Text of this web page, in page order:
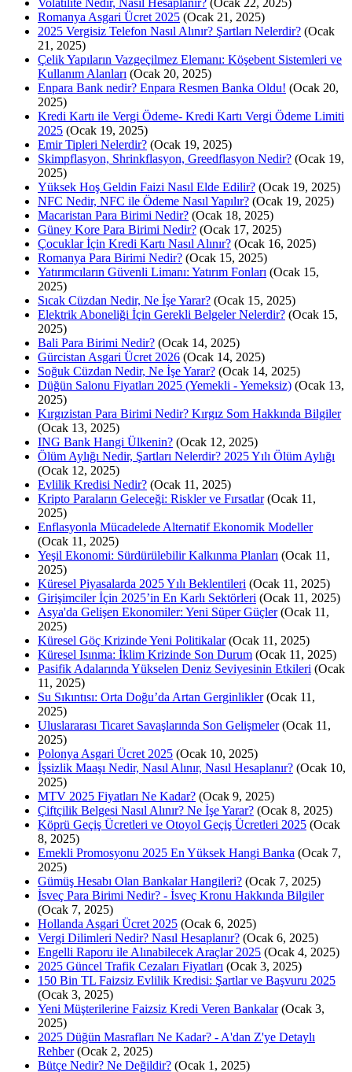
Romanya Asgari Ücret 2025 (Ocak 21, 2025)
2025 Vergisiz Telefon Nasıl Alınır? Şartları Nelerdir? (Ocak
21, 2025)
Çelik Yapıların Vazgeçilmez Elemanı: Köşebent Sistemleri ve
Kullanım Alanları (Ocak 20, 2025)
Enpara Bank nedir? Enpara Resmen Banka Oldu! (Ocak 20,
2025)
Kredi Kartı ile Vergi Ödeme- Kredi Kartı Vergi Ödeme Limiti
2025 (Ocak 19, 2025)
Emir Tipleri Nelerdir? (Ocak 19, 2025)
Skimpflasyon, Shrinkflasyon, Greedflasyon Nedir? (Ocak 19,
2025)
Yüksek Hoş Geldin Faizi Nasıl Elde Edilir? (Ocak 19, 2025)
NFC Nedir, NFC ile Ödeme Nasıl Yapılır? (Ocak 19, 2025)
Macaristan Para Birimi Nedir? (Ocak 18, 2025)
Güney Kore Para Birimi Nedir? (Ocak 17, 2025)
Çocuklar İçin Kredi Kartı Nasıl Alınır? (Ocak 16, 2025)
Romanya Para Birimi Nedir? (Ocak 15, 2025)
Yatırımcıların Güvenli Limanı: Yatırım Fonları (Ocak 15,
2025)
Sıcak Cüzdan Nedir, Ne İşe Yarar? (Ocak 15, 2025)
Elektrik Aboneliği İçin Gerekli Belgeler Nelerdir? (Ocak 15,
2025)
Bali Para Birimi Nedir? (Ocak 14, 2025)
Gürcistan Asgari Ücret 2026 (Ocak 14, 2025)
Soğuk Cüzdan Nedir, Ne İşe Yarar? (Ocak 14, 2025)
Düğün Salonu Fiyatları 2025 (Yemekli - Yemeksiz) (Ocak 13,
2025)
Kırgızistan Para Birimi Nedir? Kırgız Som Hakkında Bilgiler
(Ocak 13, 2025)
ING Bank Hangi Ülkenin? (Ocak 12, 2025)
Ölüm Aylığı Nedir, Şartları Nelerdir? 2025 Yılı Ölüm Aylığı
(Ocak 12, 2025)
Evlilik Kredisi Nedir? (Ocak 11, 2025)
Kripto Paraların Geleceği: Riskler ve Fırsatlar (Ocak 11,
2025)
Enflasyonla Mücadelede Alternatif Ekonomik Modeller
(Ocak 11, 2025)
Yeşil Ekonomi: Sürdürülebilir Kalkınma Planları (Ocak 11,
2025)
Küresel Piyasalarda 2025 Yılı Beklentileri (Ocak 11, 2025)
Girişimciler İçin 2025’in En Karlı Sektörleri (Ocak 11, 2025)
Asya'da Gelişen Ekonomiler: Yeni Süper Güçler (Ocak 11,
2025)
Küresel Göç Krizinde Yeni Politikalar (Ocak 11, 2025)
Küresel Isınma: İklim Krizinde Son Durum (Ocak 11, 2025)
Pasifik Adalarında Yükselen Deniz Seviyesinin Etkileri (Ocak
11, 2025)
Su Sıkıntısı: Orta Doğu’da Artan Gerginlikler (Ocak 11,
2025)
Uluslararası Ticaret Savaşlarında Son Gelişmeler (Ocak 11,
2025)
Polonya Asgari Ücret 2025 (Ocak 10, 2025)
İşsizlik Maaşı Nedir, Nasıl Alınır, Nasıl Hesaplanır? (Ocak 10,
2025)
MTV 2025 Fiyatları Ne Kadar? (Ocak 9, 2025)
Çiftçilik Belgesi Nasıl Alınır? Ne İşe Yarar? (Ocak 8, 2025)
Köprü Geçiş Ücretleri ve Otoyol Geçiş Ücretleri 2025 (Ocak
8, 2025)
Emekli Promosyonu 2025 En Yüksek Hangi Banka (Ocak 7,
2025)
Gümüş Hesabı Olan Bankalar Hangileri? (Ocak 7, 2025)
İsveç Para Birimi Nedir? - İsveç Kronu Hakkında Bilgiler
(Ocak 7, 2025)
Hollanda Asgari Ücret 2025 (Ocak 6, 2025)
Vergi Dilimleri Nedir? Nasıl Hesaplanır? (Ocak 6, 2025)
Engelli Raporu ile Alınabilecek Araçlar 2025 (Ocak 4, 2025)
2025 Güncel Trafik Cezaları Fiyatları (Ocak 3, 2025)
150 Bin TL Faizsiz Evlilik Kredisi: Şartlar ve Başvuru 2025
(Ocak 3, 2025)
Yeni Müşterilerine Faizsiz Kredi Veren Bankalar (Ocak 3,
2025)
2025 Düğün Masrafları Ne Kadar? - A'dan Z'ye Detaylı
Rehber (Ocak 2, 2025)
Bütçe Nedir? Ne Değildir? (Ocak 1, 2025)